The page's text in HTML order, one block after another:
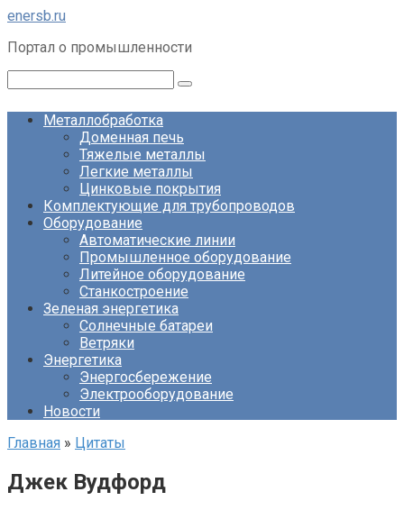
Перейти
контенту
enersb.ru
Портал о промышленности
Металлобработка
Доменная печь
Тяжелые металлы
Легкие металлы
Цинковые покрытия
Комплектующие для трубопроводов
Оборудование
Автоматические линии
Промышленное оборудование
Литейное оборудование
Станкостроение
Зеленая энергетика
Солнечные батареи
Ветряки
Энергетика
Энергосбережение
Электрооборудование
Новости
Главная » Цитаты
Джек Вудфорд